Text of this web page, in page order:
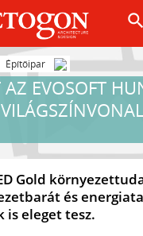
search
Építőipar
AZ EVOSOFT
Gold
és
eleget tesz.